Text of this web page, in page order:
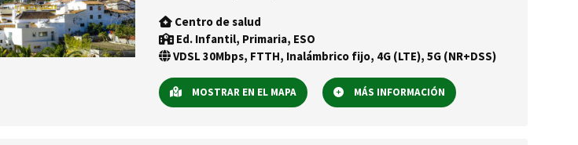
Centro de salud
Ed. Infantil, Primaria, ESO
VDSL 30Mbps, FTTH, Inalámbrico fijo, 4G (LTE), 5G (NR+DSS)
MOSTRAR EN EL MAPA MÁS INFORMACIÓN